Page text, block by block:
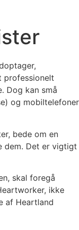
professionelt
Dog kan små
og mobiltelefoner
bede om en
dem. Det er vigtigt
skal foregå
ikke
af Heartland